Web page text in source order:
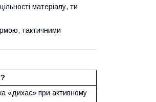
матеріалу, ти
тактичними
«дихає» при активному